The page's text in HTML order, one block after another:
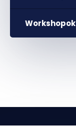
Workshopok